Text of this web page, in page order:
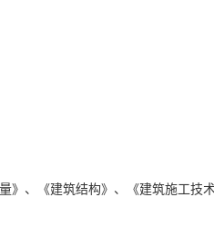
》、《建筑结构》、《建筑施工技术